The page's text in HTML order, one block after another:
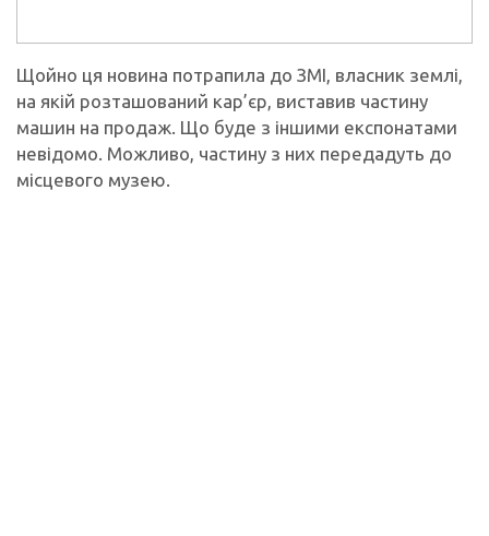
Щойно ця новина потрапила до ЗМІ, власник землі,
на якій розташований кар’єр, виставив частину
машин на продаж. Що буде з іншими експонатами
невідомо. Можливо, частину з них передадуть до
місцевого музею.